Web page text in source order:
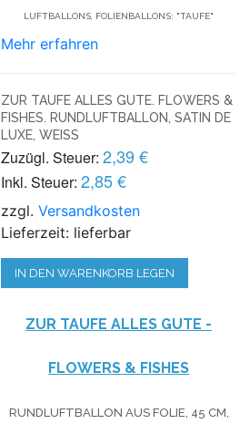
LUFTBALLONS, FOLIENBALLONS: "TAUFE"
Mehr erfahren
ZUR TAUFE ALLES GUTE. FLOWERS &
FISHES. RUNDLUFTBALLON, SATIN DE
LUXE, WEISS
Zuzügl. Steuer: 2,39 €
Inkl. Steuer: 2,85 €
zzgl.Versandkosten
Lieferzeit: lieferbar
IN DEN WARENKORB LEGEN
ZUR TAUFE ALLES GUTE -
FLOWERS & FISHES
RUNDLUFTBALLON AUS FOLIE, 45 CM,